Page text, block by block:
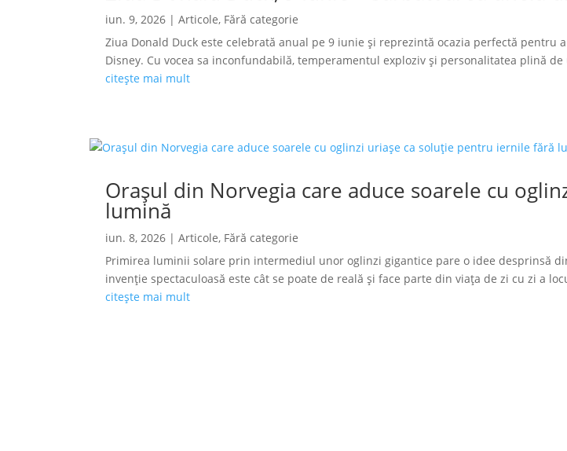
iun. 9, 2026 |Articole, Fără categorie
Ziua Donald Duck este celebrată anual pe 9 iunie și reprezintă ocazia perfectă
Disney. Cu vocea sa inconfundabilă, temperamentul exploziv și personalitatea plină
citește mai mult
Orașul din Norvegia care aduce soarele cu
lumină
iun. 8, 2026 |Articole, Fără categorie
Primirea luminii solare prin intermediul unor oglinzi gigantice pare o idee desprinsă
invenție spectaculoasă este cât se poate de reală și face parte din viața de zi cu zi a
citește mai mult